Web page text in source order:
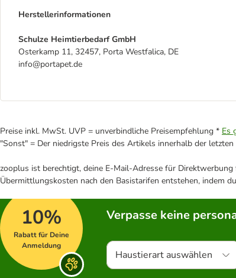
Herstellerinformationen
Schulze Heimtierbedarf GmbH
Osterkamp 11, 32457, Porta Westfalica, DE
info@portapet.de
Preise inkl. MwSt. UVP = unverbindliche Preisempfehlung * Es
"Sonst" = Der niedrigste Preis des Artikels innerhalb der letzten
zooplus ist berechtigt, deine E-Mail-Adresse für
Übermittlungskosten nach den Basistarifen entstehen, indem
10%
Rabatt für Deine
Anmeldung
Verpasse keine
Haustierart auswählen